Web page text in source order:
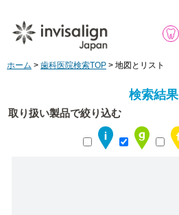
ホーム > 歯科医院検索TOP > 地図とリスト
検索結果
取り扱い製品で絞り込む